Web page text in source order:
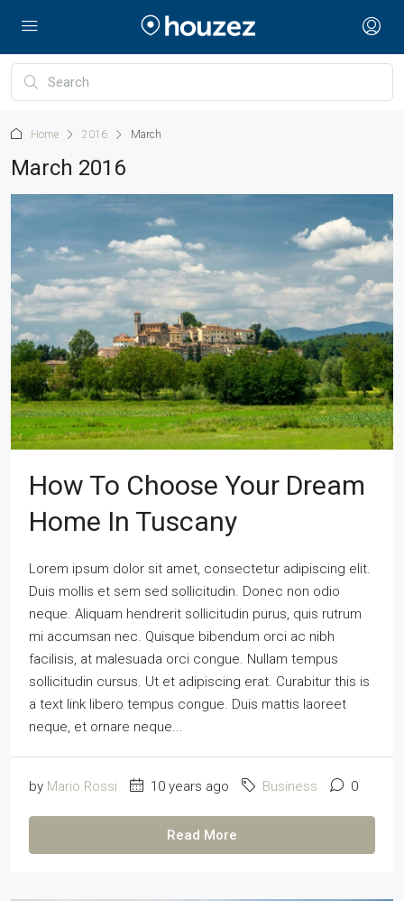
Home 2016 March
March 2016
How To Choose Your Dream
Home In Tuscany
Lorem ipsum dolor sit amet, consectetur adipiscing elit.
Duis mollis et sem sed sollicitudin. Donec non odio
neque. Aliquam hendrerit sollicitudin purus, quis rutrum
mi accumsan nec. Quisque bibendum orci ac nibh
facilisis, at malesuada orci congue. Nullam tempus
sollicitudin cursus. Ut et adipiscing erat. Curabitur this is
a text link libero tempus congue. Duis mattis laoreet
neque, et ornare neque...
by Mario Rossi 10 years ago Business 0
Read More